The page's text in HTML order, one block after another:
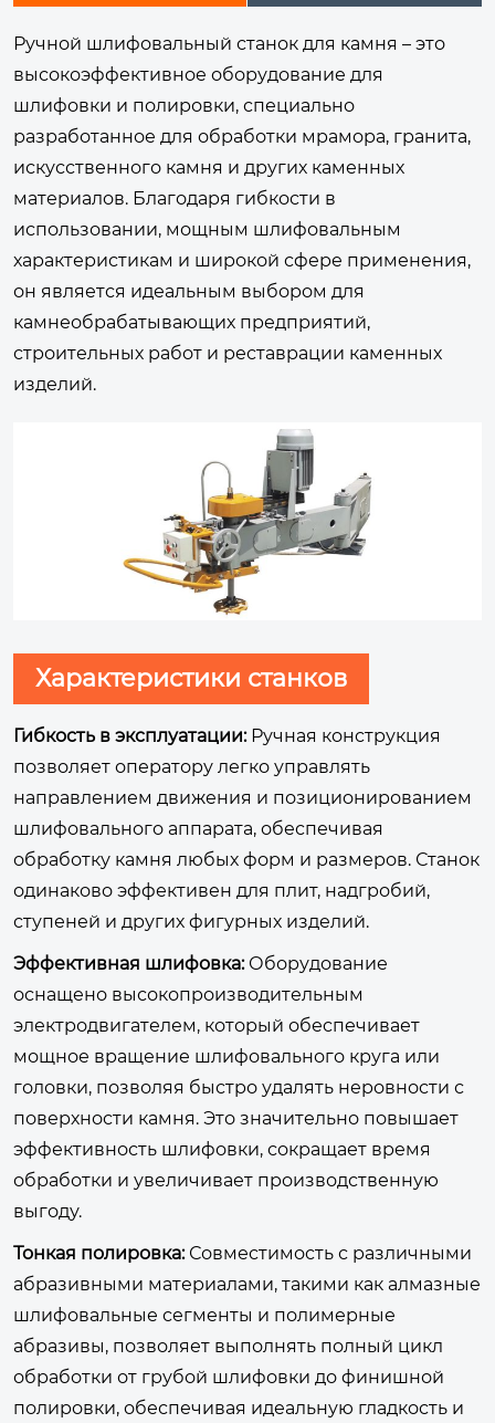
Ручной шлифовальный станок для камня – это
высокоэффективное оборудование для
шлифовки и полировки, специально
разработанное для обработки мрамора, гранита,
искусственного камня и других каменных
материалов. Благодаря гибкости в
использовании, мощным шлифовальным
характеристикам и широкой сфере применения,
он является идеальным выбором для
камнеобрабатывающих предприятий,
строительных работ и реставрации каменных
изделий.
Характеристики станков
Гибкость в эксплуатации:Ручная конструкция
позволяет оператору легко управлять
направлением движения и позиционированием
шлифовального аппарата, обеспечивая
обработку камня любых форм и размеров. Станок
одинаково эффективен для плит, надгробий,
ступеней и других фигурных изделий.
Эффективная шлифовка:Оборудование
оснащено высокопроизводительным
электродвигателем, который обеспечивает
мощное вращение шлифовального круга или
головки, позволяя быстро удалять неровности с
поверхности камня. Это значительно повышает
эффективность шлифовки, сокращает время
обработки и увеличивает производственную
выгоду.
Тонкая полировка:Совместимость с различными
абразивными материалами, такими как алмазные
шлифовальные сегменты и полимерные
абразивы, позволяет выполнять полный цикл
обработки от грубой шлифовки до финишной
полировки, обеспечивая идеальную гладкость и